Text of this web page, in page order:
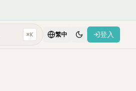
⌘K 繁中 登入